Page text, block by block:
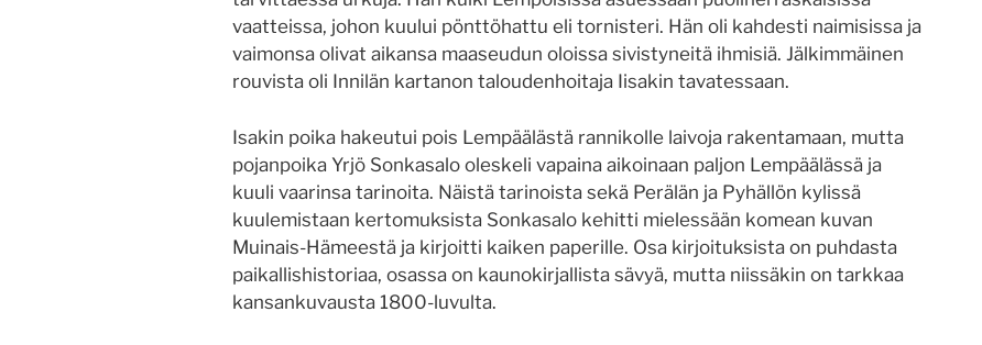
vaatteissa, johon kuului pönttöhattu eli tornisteri. Hän oli kahdesti naimisissa ja
vaimonsa olivat aikansa maaseudun oloissa sivistyneitä ihmisiä. Jälkimmäinen
rouvista oli Innilän kartanon taloudenhoitaja Iisakin tavatessaan.
Isakin poika hakeutui pois Lempäälästä rannikolle laivoja rakentamaan, mutta
pojanpoika Yrjö Sonkasalo oleskeli vapaina aikoinaan paljon Lempäälässä ja
kuuli vaarinsa tarinoita. Näistä tarinoista sekä Perälän ja Pyhällön kylissä
kuulemistaan kertomuksista Sonkasalo kehitti mielessään komean kuvan
Muinais-Hämeestä ja kirjoitti kaiken paperille. Osa kirjoituksista on puhdasta
paikallishistoriaa, osassa on kaunokirjallista sävyä, mutta niissäkin on tarkkaa
kansankuvausta 1800-luvulta.